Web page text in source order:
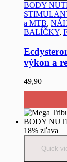
BODY
a MTB,
BALÍČKY,
výkon a
49,90
18% zľava
Quick